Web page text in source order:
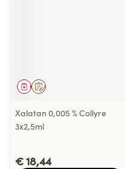
Op voorschrift
Geneesmiddel
Xalatan 0,005 % Collyre
3x2,5ml
€ 18,44